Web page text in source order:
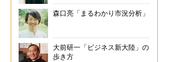
森口亮「まるわかり市況分析」
大前研一「ビジネス新大陸」の
歩き方